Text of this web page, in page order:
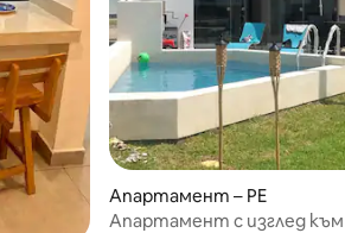
Апартамент – PE
Апартамент с изглед